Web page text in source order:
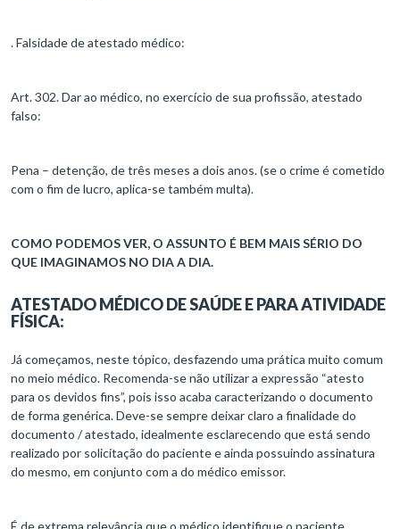
. Falsidade de atestado médico:
Art. 302. Dar ao médico, no exercício de sua profissão, atestado
falso:
Pena – detenção, de três meses a dois anos. (se o crime é cometido
com o fim de lucro, aplica-se também multa).
COMO PODEMOS VER, O ASSUNTO É BEM MAIS SÉRIO DO
QUE IMAGINAMOS NO DIA A DIA.
ATESTADO MÉDICO DE SAÚDE E PARA ATIVIDADE
FÍSICA:
Já começamos, neste tópico, desfazendo uma prática muito comum
no meio médico. Recomenda-se não utilizar a expressão “atesto
para os devidos fins”, pois isso acaba caracterizando o documento
de forma genérica. Deve-se sempre deixar claro a finalidade do
documento / atestado, idealmente esclarecendo que está sendo
realizado por solicitação do paciente e ainda possuindo assinatura
do mesmo, em conjunto com a do médico emissor.